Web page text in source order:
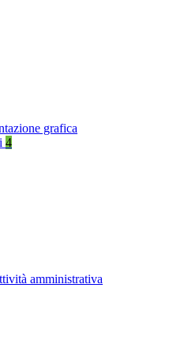
grafica
4
amministrativa